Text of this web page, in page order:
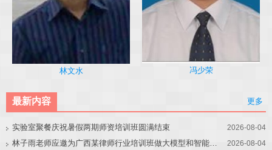
林文水 冯少荣
最新内容 更多
实验室聚餐庆祝暑假两期师资培训班圆满结束 2026-08-04
2026-08-04